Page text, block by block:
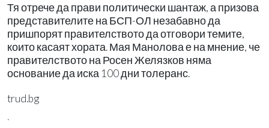
Тя отрече да прави политически шантаж, а призова
представителите на БСП-ОЛ незабавно да
пришпорят правителството да отговори темите,
които касаят хората. Мая Манолова е на мнение, че
правителството на Росен Желязков няма
основание да иска 100 дни толеранс.
trud.bg
`